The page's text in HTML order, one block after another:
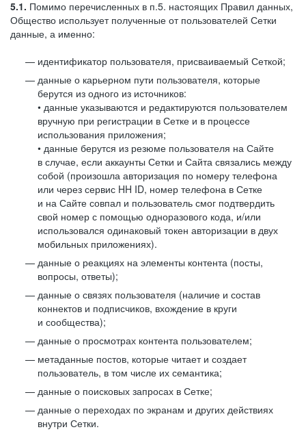
5.1. Помимо перечисленных в п.5. настоящих Правил данных,
Общество использует полученные от пользователей Сетки
данные, а именно:
идентификатор пользователя, присваиваемый Сеткой;
данные о карьерном пути пользователя, которые
берутся из одного из источников:
• данные указываются и редактируются пользователем
вручную при регистрации в Сетке и в процессе
использования приложения;
• данные берутся из резюме пользователя на Сайте
в случае, если аккаунты Сетки и Сайта связались между
собой (произошла авторизация по номеру телефона
или через сервис HH ID, номер телефона в Сетке
и на Сайте совпал и пользователь смог подтвердить
свой номер с помощью одноразового кода, и/или
использовался одинаковый токен авторизации в двух
мобильных приложениях).
данные о реакциях на элементы контента (посты,
вопросы, ответы);
данные о связях пользователя (наличие и состав
коннектов и подписчиков, вхождение в круги
и сообщества);
данные о просмотрах контента пользователем;
метаданные постов, которые читает и создает
пользователь, в том числе их семантика;
данные о поисковых запросах в Сетке;
данные о переходах по экранам и других действиях
внутри Сетки.